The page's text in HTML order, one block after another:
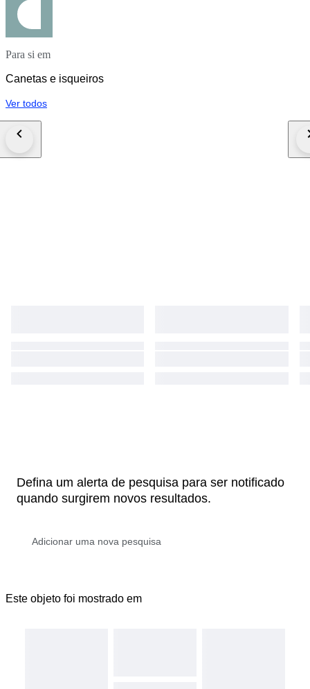
Para si em
Canetas e isqueiros
Ver todos
Defina um alerta de pesquisa para ser notificado
quando surgirem novos resultados.
Este objeto foi mostrado em